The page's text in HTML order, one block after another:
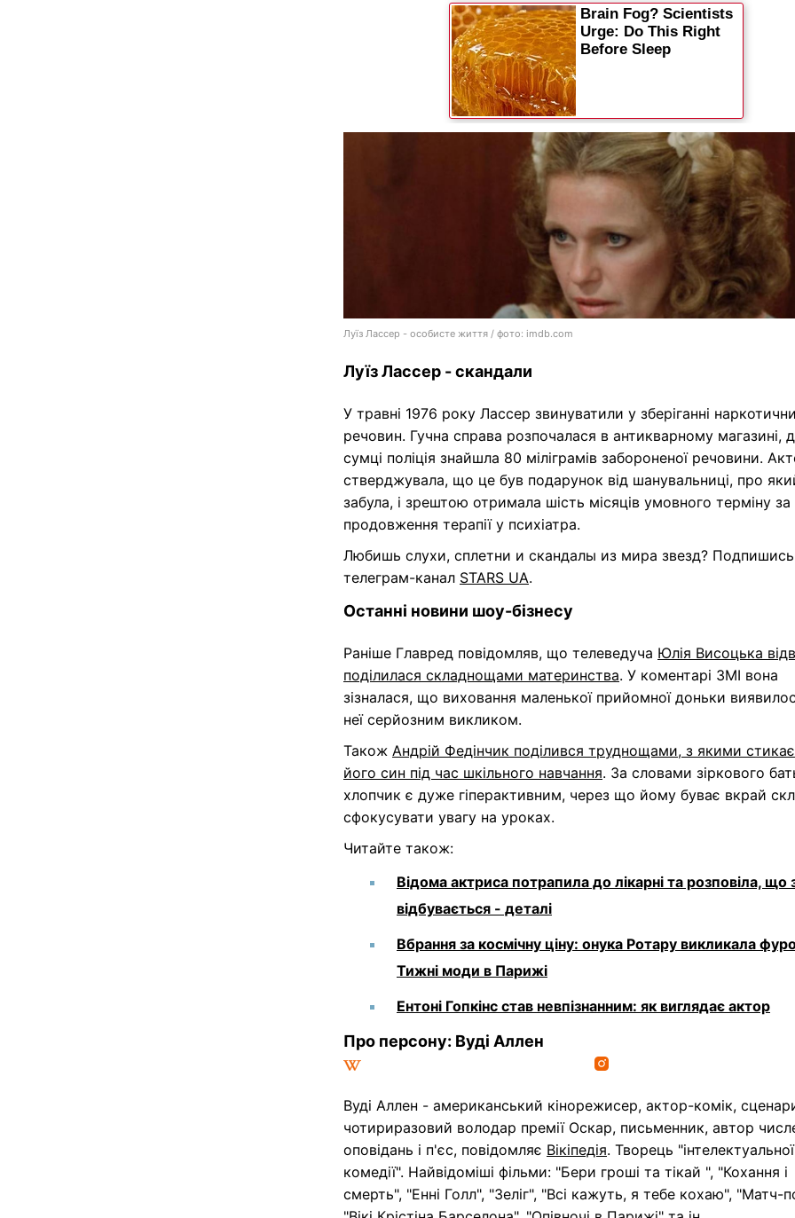
Луїз Лассер - особисте життя / фото: imdb.com
Луїз Лассер - скандали
У травні 1976 року Лассер звинуватили у зберіганні
речовин. Гучна справа розпочалася в антикварному магазині,
сумці поліція знайшла 80 міліграмів забороненої речовини.
стверджувала, що це був подарунок від шанувальниці, про
забула, і зрештою отримала шість місяців умовного терміну
продовження терапії у психіатра.
Любишь слухи, сплетни и скандалы из мира звезд?
телеграм-канал STARS UA.
Останні новини шоу-бізнесу
Раніше Главред повідомляв, що телеведуча Юлія Висоцька
поділилася складнощами материнства. У коментарі ЗМІ вона
зізналася, що виховання маленької прийомної доньки
неї серйозним викликом.
Також Андрій Федінчик поділився труднощами, з якими
його син під час шкільного навчання. За словами зіркового
хлопчик є дуже гіперактивним, через що йому буває вкрай
сфокусувати увагу на уроках.
Читайте також:
Відома актриса потрапила до лікарні та розповіла, що
відбувається - деталі
Вбрання за космічну ціну: онука Ротару викликала
Тижні моди в Парижі
Ентоні Гопкінс став невпізнанним: як виглядає актор
Про персону: Вуді Аллен
Вуді Аллен - американський кінорежисер, актор-комік,
чотириразовий володар премії Оскар, письменник, автор
оповідань і п'єс, повідомляє Вікіпедія. Творець "інтелектуальної
комедії". Найвідоміші фільми: "Бери гроші та тікай ", "Кохання і
смерть", "Енні Голл", "Зеліг", "Всі кажуть, я тебе кохаю", "Матч-